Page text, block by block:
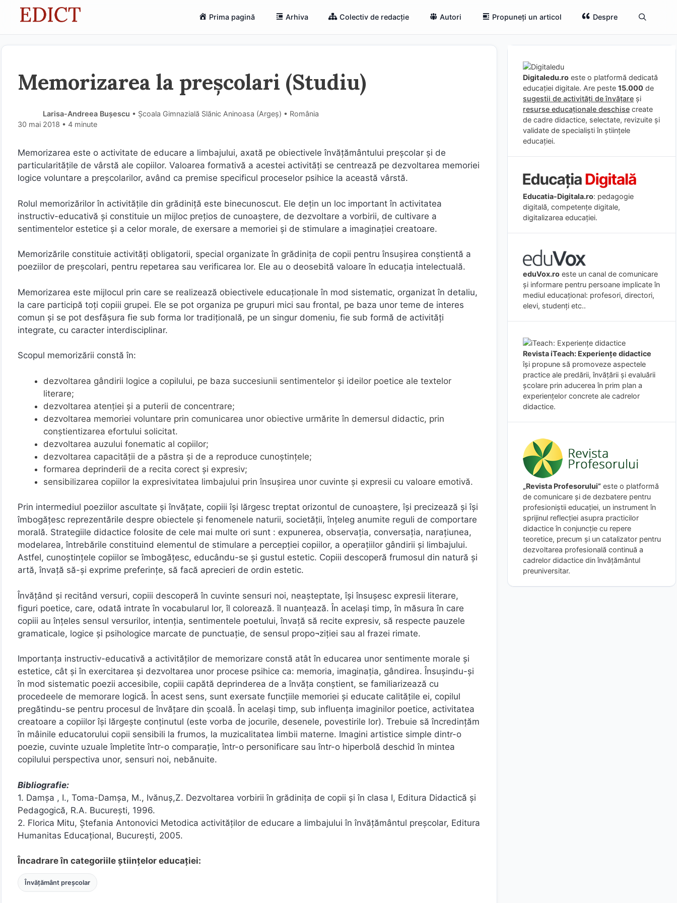
Prima pagină Arhiva Colectiv de redacție Autori Propuneți un articol Despre
Memorizarea la preșcolari (Studiu)
Larisa-Andreea Bușescu • Şcoala Gimnazială Slănic Aninoasa (Argeş) • România
30 mai 2018 • 4 minute
Memorizarea este o activitate de educare a limbajului, axată pe obiectivele învăţământului preşcolar şi de
particularităţile de vârstă ale copiilor. Valoarea formativă a acestei activităţi se centrează pe dezvoltarea memoriei
logice voluntare a preşcolarilor, având ca premise specificul proceselor psihice la această vârstă.
Rolul memorizărilor în activităţile din grădiniţă este binecunoscut. Ele deţin un loc important în activitatea
instructiv-educativă şi constituie un mijloc preţios de cunoaştere, de dezvoltare a vorbirii, de cultivare a
sentimentelor estetice şi a celor morale, de exersare a memoriei şi de stimulare a imaginaţiei creatoare.
Memorizările constituie activităţi obligatorii, special organizate în grădiniţa de copii pentru însuşirea conştientă a
poeziilor de preşcolari, pentru repetarea sau verificarea lor. Ele au o deosebită valoare în educaţia intelectuală.
Memorizarea este mijlocul prin care se realizează obiectivele educaţionale în mod sistematic, organizat în detaliu,
la care participă toţi copiii grupei. Ele se pot organiza pe grupuri mici sau frontal, pe baza unor teme de interes
comun şi se pot desfăşura fie sub forma lor tradiţională, pe un singur domeniu, fie sub formă de activităţi
integrate, cu caracter interdisciplinar.
Scopul memorizării constă în:
dezvoltarea gândirii logice a copilului, pe baza succesiunii sentimentelor şi ideilor poetice ale textelor
literare;
dezvoltarea atenţiei şi a puterii de concentrare;
dezvoltarea memoriei voluntare prin comunicarea unor obiective urmărite în demersul didactic, prin
conştientizarea efortului solicitat.
dezvoltarea auzului fonematic al copiilor;
dezvoltarea capacităţii de a păstra şi de a reproduce cunoştinţele;
formarea deprinderii de a recita corect şi expresiv;
sensibilizarea copiilor la expresivitatea limbajului prin însuşirea unor cuvinte şi expresii cu valoare emotivă.
Prin intermediul poeziilor ascultate şi învăţate, copiii îşi lărgesc treptat orizontul de cunoaştere, îşi precizează şi îşi
îmbogăţesc reprezentările despre obiectele şi fenomenele naturii, societăţii, înţeleg anumite reguli de comportare
morală. Strategiile didactice folosite de cele mai multe ori sunt : expunerea, observaţia, conversaţia, naraţiunea,
modelarea, întrebările constituind elementul de stimulare a percepţiei copiilor, a operaţiilor gândirii şi limbajului.
Astfel, cunoştinţele copiilor se îmbogăţesc, educându-se şi gustul estetic. Copiii descoperă frumosul din natură şi
artă, învaţă să-şi exprime preferinţe, să facă aprecieri de ordin estetic.
Învăţând şi recitând versuri, copiii descoperă în cuvinte sensuri noi, neaşteptate, îşi însuşesc expresii literare,
figuri poetice, care, odată intrate în vocabularul lor, îl colorează. îl nuanţează. În acelaşi timp, în măsura în care
copiii au înţeles sensul versurilor, intenţia, sentimentele poetului, învaţă să recite expresiv, să respecte pauzele
gramaticale, logice şi psihologice marcate de punctuaţie, de sensul propo¬ziţiei sau al frazei rimate.
Importanţa instructiv-educativă a activităţilor de memorizare constă atât în educarea unor sentimente morale şi
estetice, cât şi în exercitarea şi dezvoltarea unor procese psihice ca: memoria, imaginaţia, gândirea. Însuşindu-şi
în mod sistematic poezii accesibile, copiii capătă deprinderea de a învăţa conştient, se familiarizează cu
procedeele de memorare logică. În acest sens, sunt exersate funcţiile memoriei şi educate calităţile ei, copilul
pregătindu-se pentru procesul de învăţare din şcoală. În acelaşi timp, sub influenţa imaginilor poetice, activitatea
creatoare a copiilor îşi lărgeşte conţinutul (este vorba de jocurile, desenele, povestirile lor). Trebuie să încredinţăm
în mâinile educatorului copii sensibili la frumos, la muzicalitatea limbii materne. Imagini artistice simple dintr-o
poezie, cuvinte uzuale împletite într-o comparaţie, într-o personificare sau într-o hiperbolă deschid în mintea
copilului perspectiva unor, sensuri noi, nebănuite.
Bibliografie:
1. Damşa , I., Toma-Damşa, M., Ivănuş,Z. Dezvoltarea vorbirii în grădiniţa de copii şi în clasa I, Editura Didactică şi
Pedagogică, R.A. Bucureşti, 1996.
2. Florica Mitu, Ştefania Antonovici Metodica activităţilor de educare a limbajului în învăţământul preşcolar, Editura
Humanitas Educaţional, Bucureşti, 2005.
Încadrare în categoriile științelor educației:
Învățământ preșcolar
Digitaledu.ro este o platformă dedicată
educației digitale. Are peste 15.000 de
sugestii de activități de învățare și
resurse educaționale deschise create
de cadre didactice, selectate, revizuite și
validate de specialiști în științele
educației.
Educatia-Digitala.ro: pedagogie
digitală, competențe digitale,
digitalizarea educației.
eduVox.ro este un canal de comunicare
și informare pentru persoane implicate în
mediul educațional: profesori, directori,
elevi, studenți etc..
Revista iTeach: Experienţe didactice
îşi propune să promoveze aspectele
practice ale predării, învăţării şi evaluării
şcolare prin aducerea în prim plan a
experienţelor concrete ale cadrelor
didactice.
„Revista Profesorului” este o platformă
de comunicare și de dezbatere pentru
profesioniștii educației, un instrument în
sprijinul reflecției asupra practicilor
didactice în conjuncție cu repere
teoretice, precum și un catalizator pentru
dezvoltarea profesională continuă a
cadrelor didactice din învățământul
preuniversitar.